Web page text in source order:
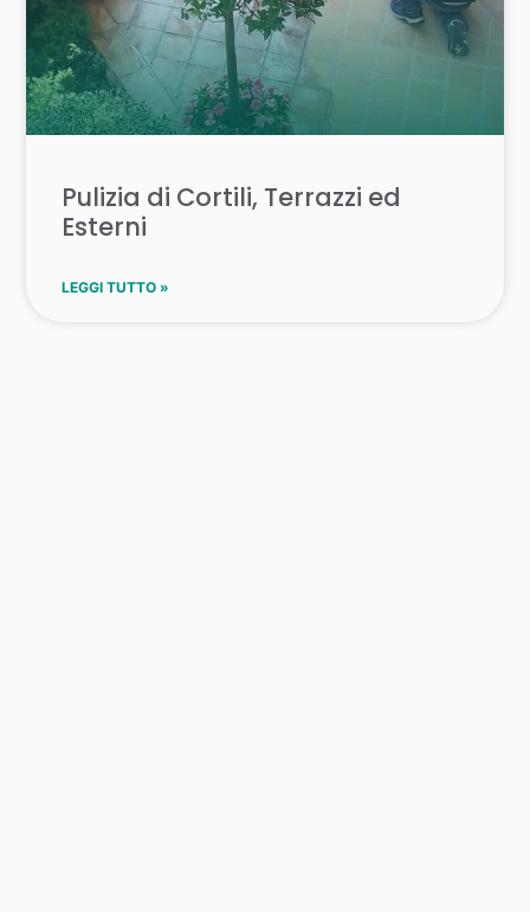
Pulizia di Cortili, Terrazzi ed
Esterni
LEGGI TUTTO »